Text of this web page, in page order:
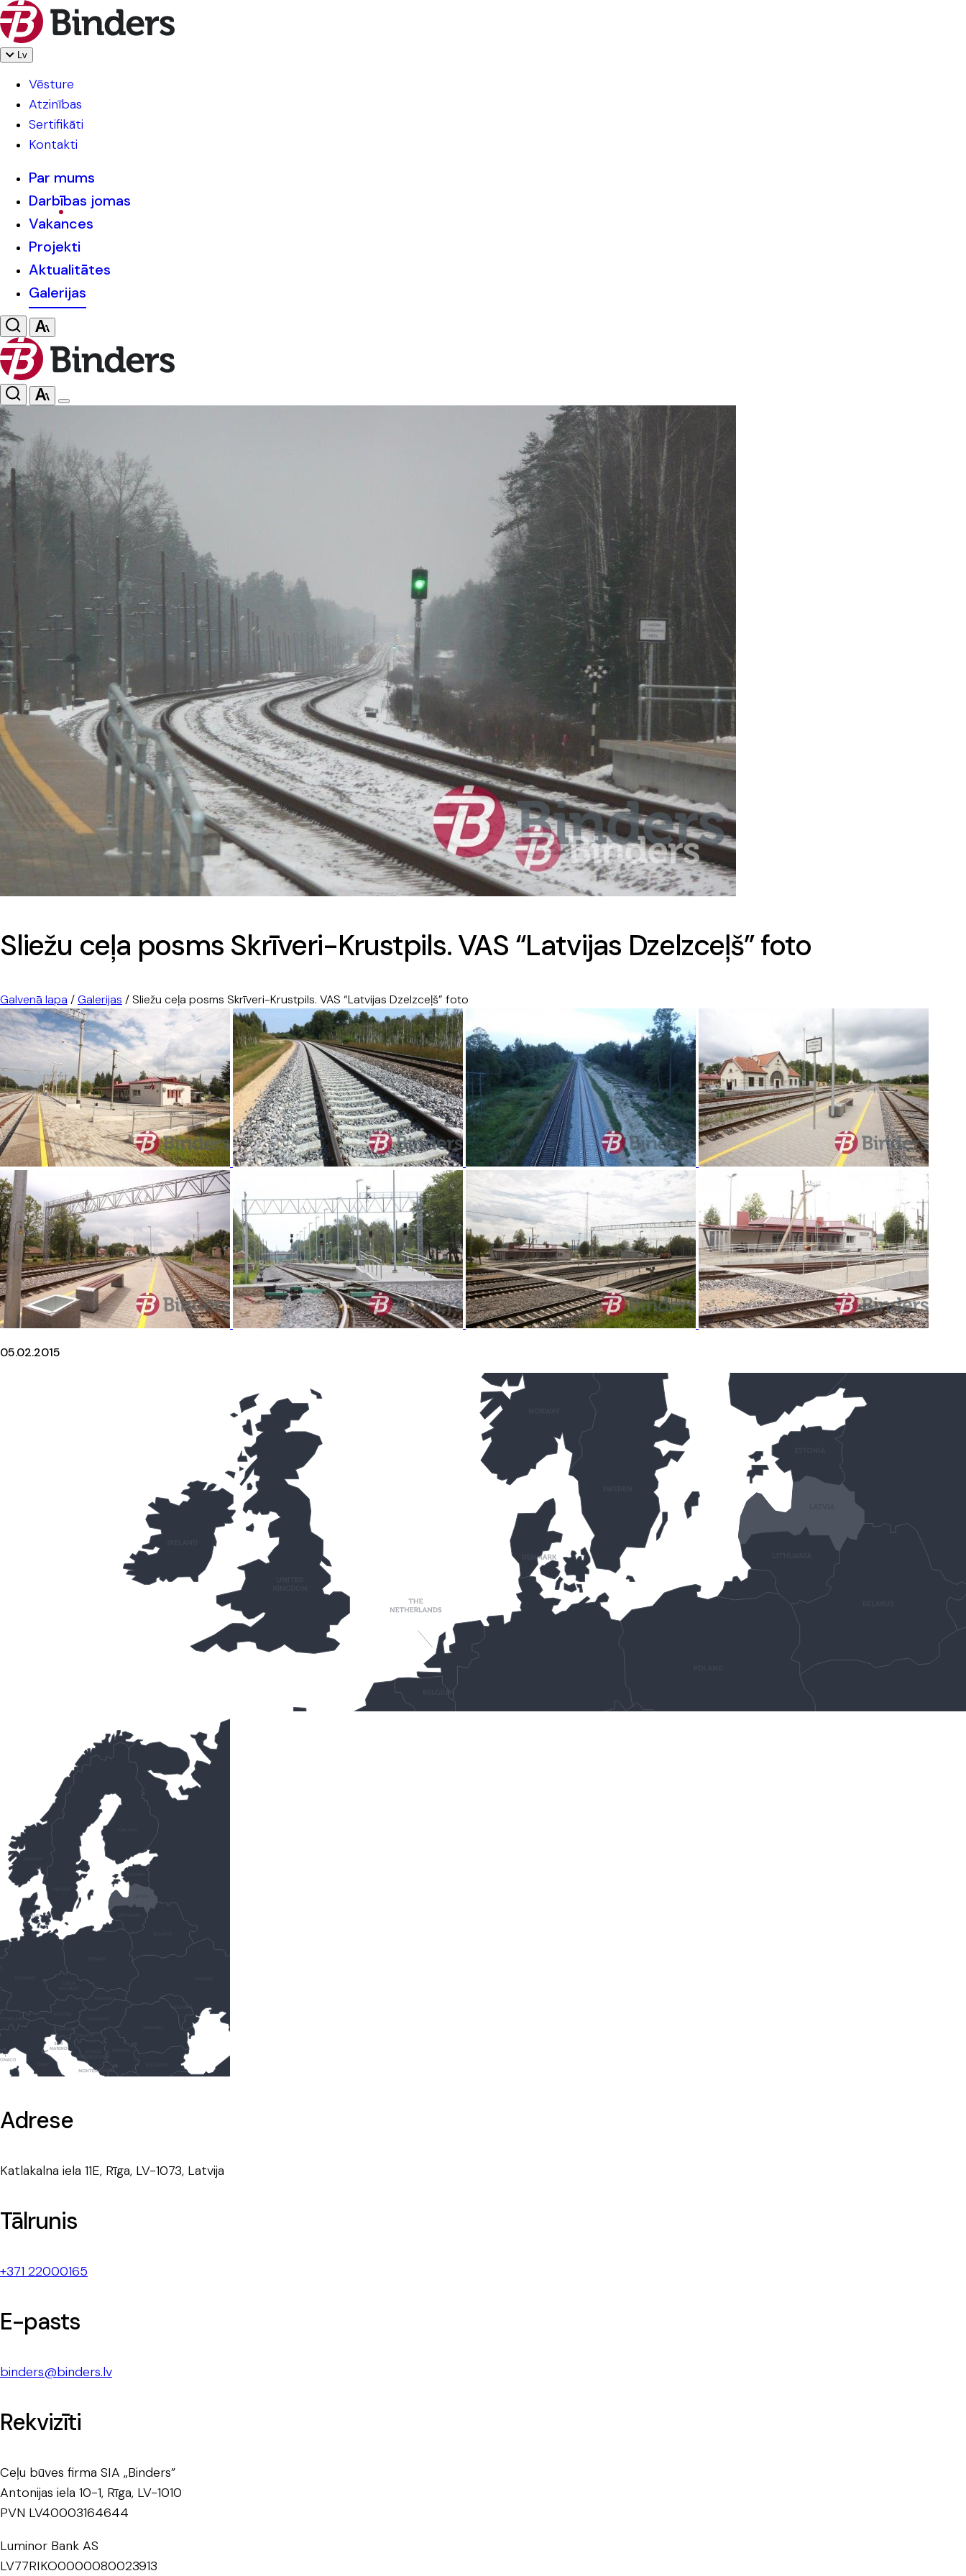
Lv
Vēsture
Atzinības
Sertifikāti
Kontakti
Par mums
Darbības jomas
Vakances
Projekti
Aktualitātes
Galerijas
Sliežu ceļa posms Skrīveri-Krustpils. VAS “Latvijas Dzelzceļš” foto
Galvenā lapa /Galerijas /Sliežu ceļa posms Skrīveri-Krustpils. VAS “Latvijas Dzelzceļš” foto
05.02.2015
Adrese
Katlakalna iela 11E, Rīga, LV-1073, Latvija
Tālrunis
+371 22000165
E-pasts
binders@binders.lv
Rekvizīti
Ceļu būves firma SIA „Binders”
Antonijas iela 10-1, Rīga, LV-1010
PVN LV40003164644
Luminor Bank AS
LV77RIKO0000080023913